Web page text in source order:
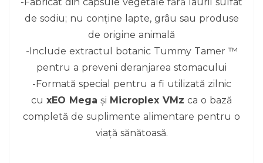
de sodiu; nu conține lapte, grâu sau produse
de origine animală
-Include extractul botanic Tummy Tamer ™
pentru a preveni deranjarea stomacului
-Formată special pentru a fi utilizată zilnic
cu xEO Mega și Microplex VMz ca o bază
completă de suplimente alimentare pentru o
viață sănătoasă.